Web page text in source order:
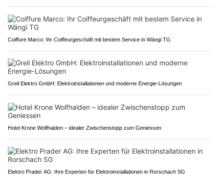
Coiffure Marco: Ihr Coiffeurgeschäft mit bestem Service in Wängi TG
Greil Elektro GmbH: Elektroinstallationen und moderne Energie-Lösungen
Hotel Krone Wolfhalden – idealer Zwischenstopp zum Geniessen
Elektro Prader AG: Ihre Experten für Elektroinstallationen in Rorschach SG